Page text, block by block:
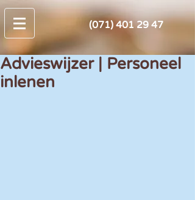
(071) 401 29 47
Advieswijzer | Personeel
inlenen